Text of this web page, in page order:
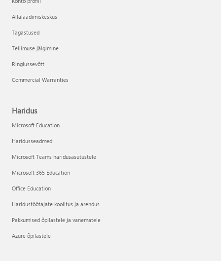
Allalaadimiskeskus
Tagastused
Tellimuse jälgimine
Ringlussevõtt
Commercial Warranties
Haridus
Microsoft Education
Haridusseadmed
Microsoft Teams haridusasutustele
Microsoft 365 Education
Office Education
Haridustöötajate koolitus ja arendus
Pakkumised õpilastele ja vanematele
Azure õpilastele